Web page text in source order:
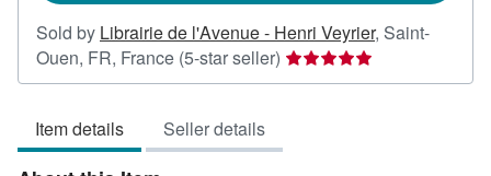
Sold by Librairie de l'Avenue - Henri Veyrier, Saint-
Ouen, FR, France (5-star seller) Seller
rating
Item details Seller details